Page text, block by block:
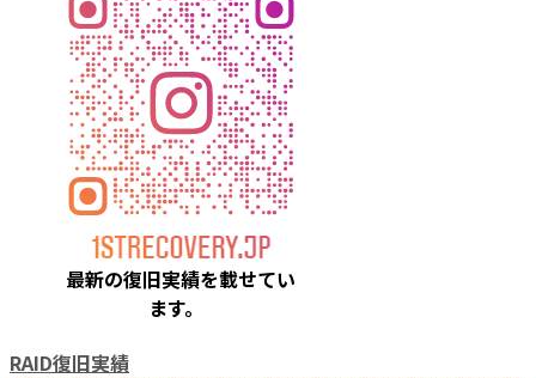
最新の復旧実績を載せてい
ます。
RAID復旧実績